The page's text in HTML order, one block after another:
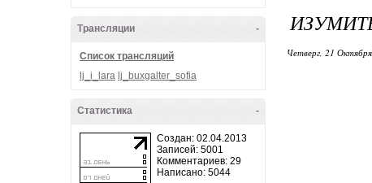
-
Трансляции
Список трансляций
lj_i_lara lj_buxgalter_sofia
-
Статистика
Создан: 02.04.2013
Записей: 5001
Комментариев: 29
Написано: 5044
Четверг, 21